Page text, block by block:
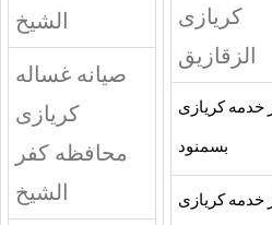
كريازى
الزقازيق
خدمه كريازى
بسمنود
خدمه كريازى
الشيخ
صيانه غساله
كريازى
محافظه كفر
الشيخ